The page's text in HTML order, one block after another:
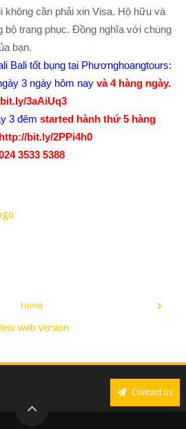
không cần phải xin Visa. Hộ hữu và
bộ trang phục. Đồng nghĩa với chúng
bạn.
Bali tốt bụng tại Phươnghoangtours:
3 ngày hôm nayvà 4 hàng ngày.
3aAiUq3
3 đêm started hành thứ 5 hàng
bit.ly/2PPi4h0
3533 5388
›
Home
web version
Contact us